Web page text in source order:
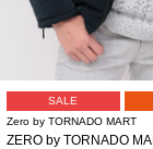
SALE
Zero by TORNADO MART